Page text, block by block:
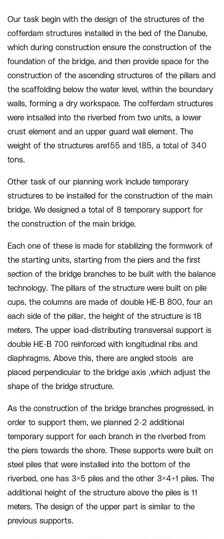
Our task begin with the design of the structures of the
cofferdam structures installed in the bed of the Danube,
which during construction ensure the construction of the
foundation of the bridge, and then provide space for the
construction of the ascending structures of the pillars and
the scaffolding below the water level, within the boundary
walls, forming a dry workspace. The cofferdam structures
were intsalled into the riverbed from two units, a lower
crust element and an upper guard wall element. The
weight of the structures are155 and 185, a total of 340
tons.
Other task of our planning work include temporary
structures to be installed for the construction of the main
bridge. We designed a total of 8 temporary support for
the construction of the main bridge.
Each one of these is made for stabilizing the formwork of
the starting units, starting from the piers and the first
section of the bridge branches to be built with the balance
technology. The pillars of the structure were built on pile
cups, the columns are made of double HE-B 800, four an
each side of the pillar, the height of the structure is 18
meters. The upper load-distributing transversal support is
double HE-B 700 reinforced with longitudinal ribs and
diaphragms. Above this, there are angled stools are
placed perpendicular to the bridge axis ,which adjust the
shape of the bridge structure.
As the construction of the bridge branches progressed, in
order to support them, we planned 2-2 additional
temporary support for each branch in the riverbed from
the piers towards the shore. These supports were built on
steel piles that were installed into the bottom of the
riverbed, one has 3×5 piles and the other 3×4+1 piles. The
additional height of the structure above the piles is 11
meters. The design of the upper part is similar to the
previous supports.